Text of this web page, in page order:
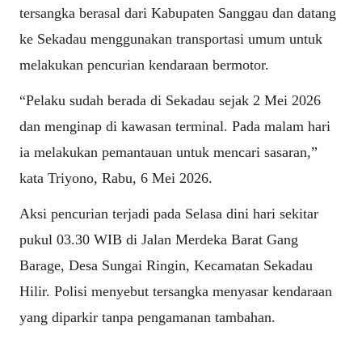
tersangka berasal dari Kabupaten Sanggau dan datang
ke Sekadau menggunakan transportasi umum untuk
melakukan pencurian kendaraan bermotor.
“Pelaku sudah berada di Sekadau sejak 2 Mei 2026
dan menginap di kawasan terminal. Pada malam hari
ia melakukan pemantauan untuk mencari sasaran,”
kata Triyono, Rabu, 6 Mei 2026.
Aksi pencurian terjadi pada Selasa dini hari sekitar
pukul 03.30 WIB di Jalan Merdeka Barat Gang
Barage, Desa Sungai Ringin, Kecamatan Sekadau
Hilir. Polisi menyebut tersangka menyasar kendaraan
yang diparkir tanpa pengamanan tambahan.